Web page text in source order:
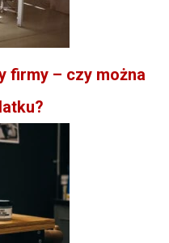
firmy – czy można